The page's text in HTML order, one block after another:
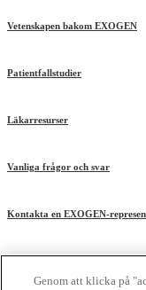
Vetenskapen bakom EXOGEN
Patientfallstudier
Läkarresurser
Vanliga frågor och svar
Kontakta en EXOGEN-
Genom att klicka på